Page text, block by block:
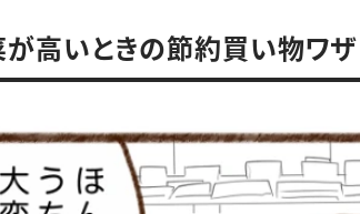
高いときの節約買い物ワザ